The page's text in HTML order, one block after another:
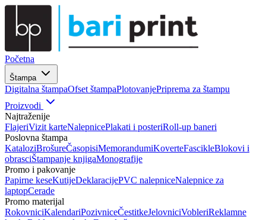
Početna
Štampa
Digitalna štampaOfset štampaPlotovanjePriprema za štampu
Proizvodi
Najtraženije
FlajeriVizit karteNalepnicePlakati i posteriRoll-up baneri
Poslovna štampa
KataloziBrošureČasopisiMemorandumiKoverteFascikleBlokovi i
obrasciŠtampanje knjigaMonografije
Promo i pakovanje
Papirne keseKutijeDeklaracijePVC nalepniceNalepnice za
laptopCerade
Promo materijal
RokovniciKalendariPozivniceČestitkeJelovniciVobleriReklamne